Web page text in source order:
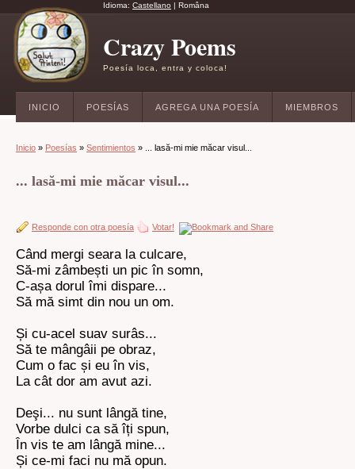
Idioma: Castellano | Româna
Crazy Poems
Poesía loca, entra y coloca!
INICIO POESÍAS AGREGA UNA POESÍA MIEMBROS
Inicio » Poesías » Sentimientos » ... lasă-mi mie măcar visul...
... lasă-mi mie măcar visul...
Responde con otra poesía Votar!
Când mergi seara la culcare,
Să-mi zâmbești un pic în somn,
C-așa dorul îmi dispare...
Să mă simt din nou un om.
Și cu-acel suav surâs...
Să te mângâii pe obraz,
Cum o fac și eu în vis,
La cât dor am avut azi.
Deşi... nu sunt lângă tine,
Vorbe dulci ca să îți spun,
În vis te am lângă mine...
Și ce-mi faci nu mă opun.